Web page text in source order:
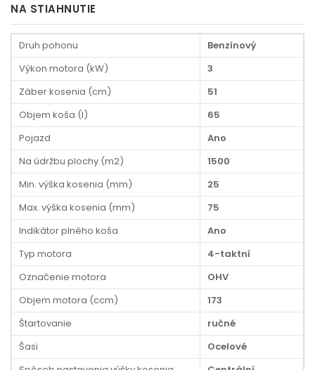
NA STIAHNUTIE
Druh pohonu
Benzínový
Výkon motora (kW)
3
Záber kosenia (cm)
51
Objem koša (l)
65
Pojazd
Ano
Na údržbu plochy (m2)
1500
Min. výška kosenia (mm)
25
Max. výška kosenia (mm)
75
Indikátor plného koša
Ano
Typ motora
4-taktní
Označenie motora
OHV
Objem motora (ccm)
173
Štartovanie
ručné
Šasi
Ocelové